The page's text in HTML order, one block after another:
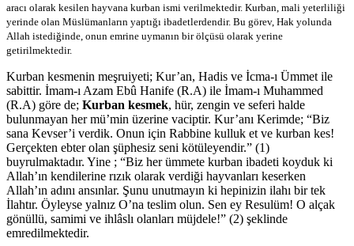
aracı olarak kesilen hayvana kurban ismi verilmektedir. Kurban, mali yeterliliği
yerinde olan Müslümanların yaptığı ibadetlerdendir. Bu görev, Hak yolunda
Allah istediğinde, onun emrine uymanın bir ölçüsü olarak yerine
getirilmektedir.
Kurban kesmenin meşruiyeti; Kur’an, Hadis ve İcma-ı Ümmet ile
sabittir. İmam-ı Azam Ebû Hanife (R.A) ile İmam-ı Muhammed
(R.A) göre de; Kurban kesmek, hür, zengin ve seferi halde
bulunmayan her mü’min üzerine vaciptir. Kur’anı Kerimde; “Biz
sana Kevser’i verdik. Onun için Rabbine kulluk et ve kurban kes!
Gerçekten ebter olan şüphesiz seni kötüleyendir.” (1)
buyrulmaktadır. Yine ; “Biz her ümmete kurban ibadeti koyduk ki
Allah’ın kendilerine rızık olarak verdiği hayvanları keserken
Allah’ın adını ansınlar. Şunu unutmayın ki hepinizin ilahı bir tek
İlahtır. Öyleyse yalnız O’na teslim olun. Sen ey Resulüm! O alçak
gönüllü, samimi ve ihlâslı olanları müjdele!” (2) şeklinde
emredilmektedir.